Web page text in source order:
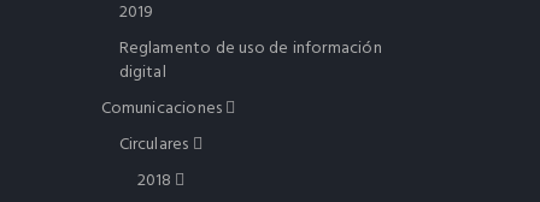
2019
Reglamento de uso de información
digital
Comunicaciones
Circulares
2018